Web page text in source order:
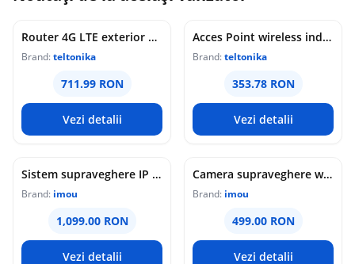
Router 4G LTE exterior Teltonika OTD144, WiFi, Cat 4, 150 Mbps, 2x porturi Ethernet, dual SIM, PoE, management de la distanta
Brand:teltonika
711.99 RON
Vezi detalii
Acces Point wireless industrial Teltonika DAP145, RS485, WiFi 4, Mesh, STA, 1x antena RP-SMA, 2x LAN 10/100 Mbps, PoE pasiv, sina DIN
Brand:teltonika
353.78 RON
Vezi detalii
Sistem supraveghere IP WiFi 6 cu panou solar Imou Full Color AOV AIR 2, 2 camere, 5MP, slot card, microfon/difuzor, IR/lumina alba 15m, 5000mAh, detectie om/vehicul, sirena
Brand: imou
1,099.00 RON
Vezi detalii
Camera supraveghere wireless IP PT Imou Titan Pro 4G LTE Active Deterrence IPC-U7LP-6T0T, 6 MP, 3.6 mm, IR 30 m, microfon si difuzor, slot card, night vision color, auto-tracking, detectie miscare, alarma, PoE
Brand: imou
499.00 RON
Vezi detalii